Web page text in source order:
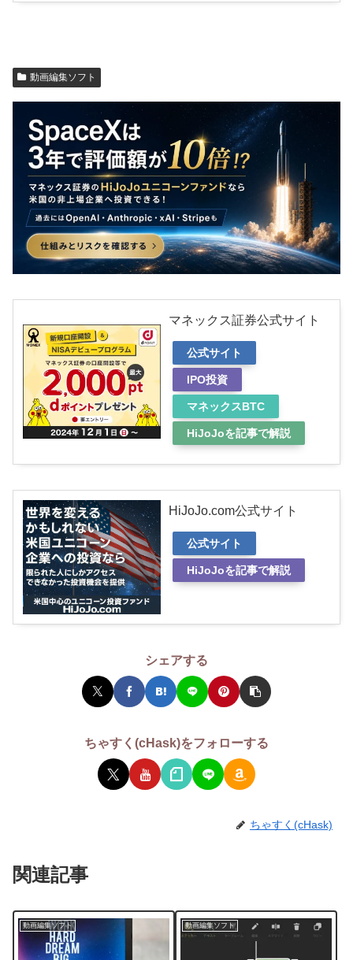
動画編集ソフト
マネックス証券公式サイト
公式サイト
IPO投資
マネックスBTC
HiJoJoを記事で解説
HiJoJo.com公式サイト
公式サイト
HiJoJoを記事で解説
シェアする
ちゃすく(cHask)をフォローする
ちゃすく(cHask)
関連記事
動画編集ソフト 動画編集ソフト